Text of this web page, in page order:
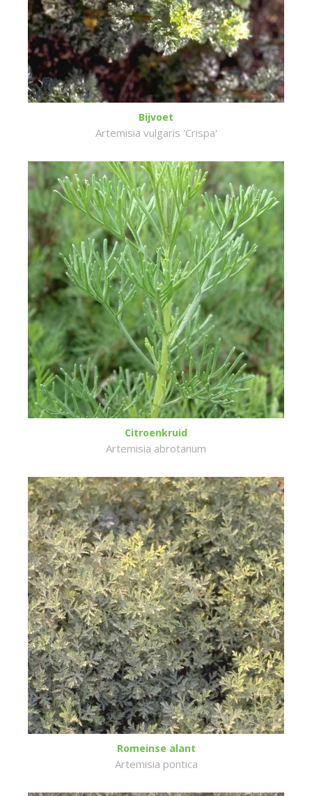
Bijvoet
Artemisia vulgaris 'Crispa'
Citroenkruid
Artemisia abrotanum
Romeinse alant
Artemisia pontica